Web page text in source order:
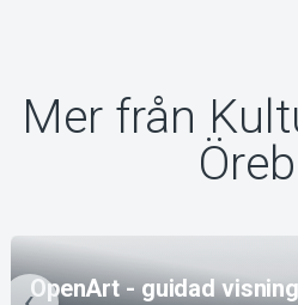
Mer från
OpenArt - guidad